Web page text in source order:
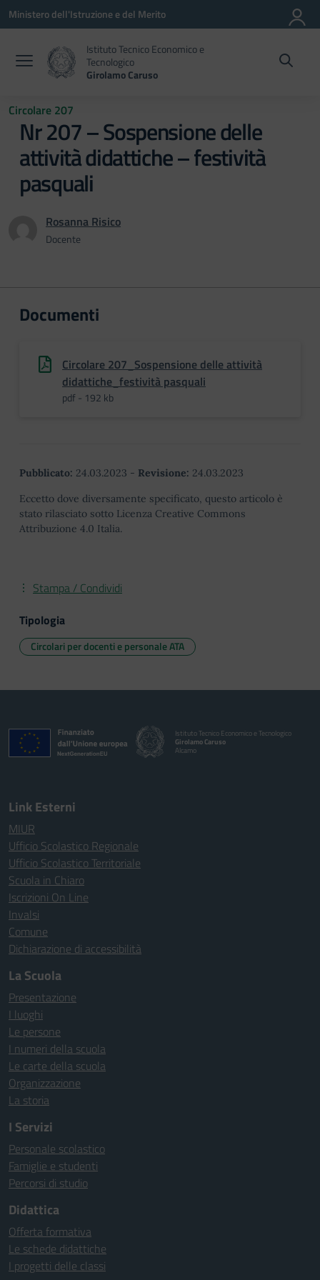
Vai ai contenuti
Vai al menu di navigazione
Vai al footer
Ministero dell'Istruzione e del Merito
Istituto Tecnico Economico e
Tecnologico
Girolamo Caruso
Circolare 207
Nr 207 – Sospensione delle
attività didattiche – festività
pasquali
Rosanna Risico
Docente
Documenti
Circolare 207_Sospensione delle attività
didattiche_festività pasquali
pdf - 192 kb
Pubblicato: 24.03.2023 - Revisione: 24.03.2023
Eccetto dove diversamente specificato, questo articolo è
stato rilasciato sotto Licenza Creative Commons
Attribuzione 4.0 Italia.
Stampa / Condividi
Tipologia
Circolari per docenti e personale ATA
Istituto Tecnico Economico e Tecnologico
Girolamo Caruso
Alcamo
Link Esterni
MIUR
Ufficio Scolastico Regionale
Ufficio Scolastico Territoriale
Scuola in Chiaro
Iscrizioni On Line
Invalsi
Comune
Dichiarazione di accessibilità
La Scuola
Presentazione
I luoghi
Le persone
I numeri della scuola
Le carte della scuola
Organizzazione
La storia
I Servizi
Personale scolastico
Famiglie e studenti
Percorsi di studio
Didattica
Offerta formativa
Le schede didattiche
I progetti delle classi